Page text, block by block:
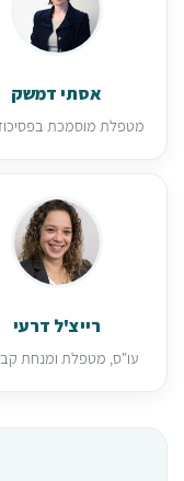
אסתי דמשק
מטפלת מוסמכת
רייצ'ל דרעי
עו"ס, מטפלת ומנחת